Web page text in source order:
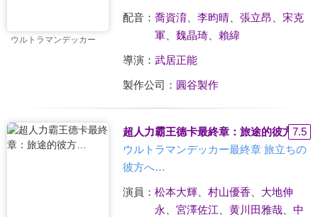
ウルトラマンデッカー
配音： 喬資淯、 李昀晴、 張立昂
宋克
軍、 魏晶琦、 賴緯
導演： 武居正能
製作公司： 圓谷製作
超人力霸王德卡最終章：旅途的彼方…
7.5
ウルトラマンデッカー最終章 旅立ちの
彼方へ…
演員： 松本大輝、 村山優香
大地伸
永
宮澤佐江 黄川田雅哉、 中